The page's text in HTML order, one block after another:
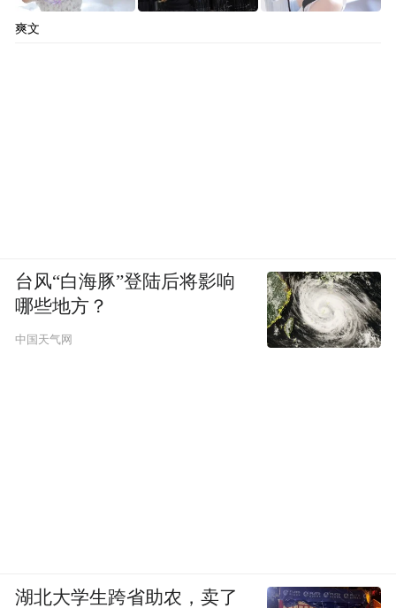
爽文
台风“白海豚”登陆后将影响
哪些地方？
中国天气网
湖北大学生跨省助农，卖了